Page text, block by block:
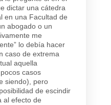
dictar una cátedra
en una Facultad de
abogado o un
me
lo debía hacer
caso de extrema
aquella
casos
siendo), pero
de escindir
al efecto de